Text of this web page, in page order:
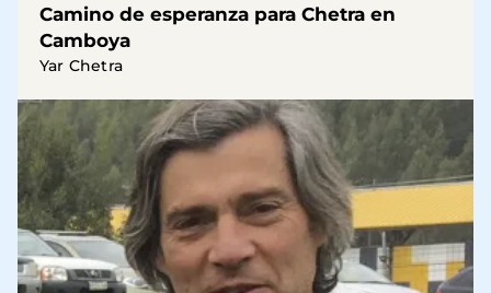
Camino de esperanza para Chetra en
Camboya
Yar Chetra